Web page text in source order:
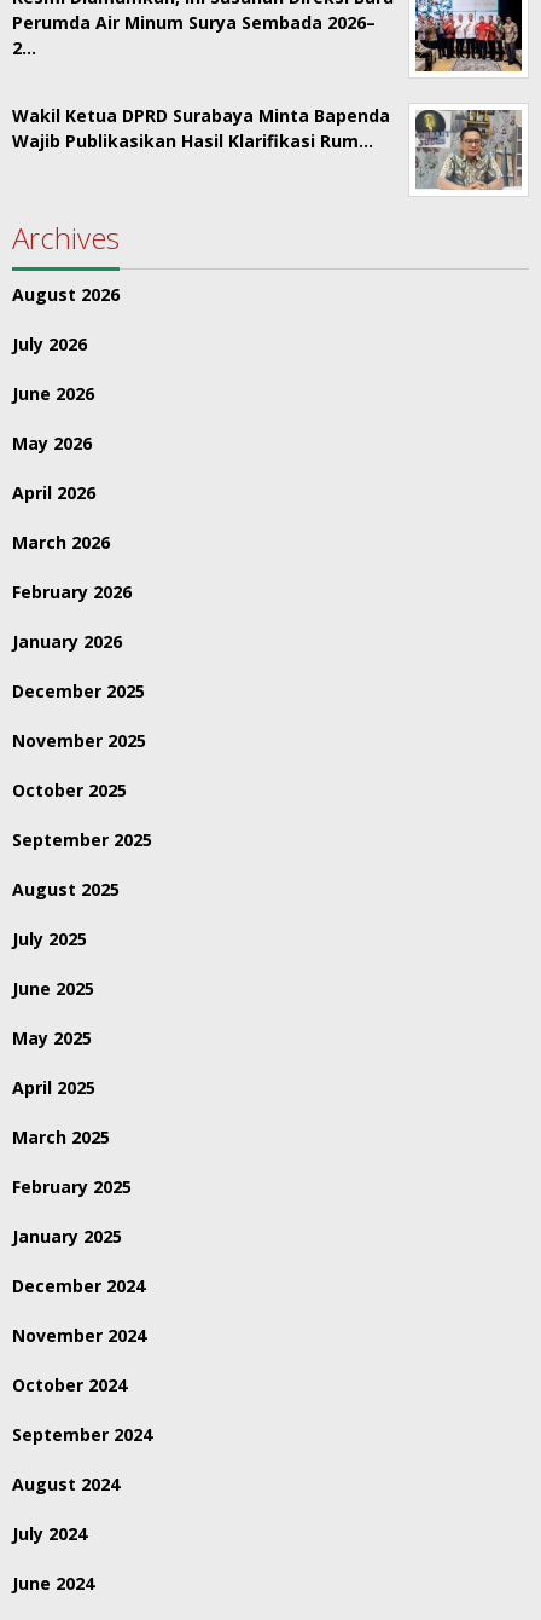
Perumda Air Minum Surya Sembada 2026–
2…
Wakil Ketua DPRD Surabaya Minta Bapenda
Wajib Publikasikan Hasil Klarifikasi Rum…
Archives
August 2026
July 2026
June 2026
May 2026
April 2026
March 2026
February 2026
January 2026
December 2025
November 2025
October 2025
September 2025
August 2025
July 2025
June 2025
May 2025
April 2025
March 2025
February 2025
January 2025
December 2024
November 2024
October 2024
September 2024
August 2024
July 2024
June 2024